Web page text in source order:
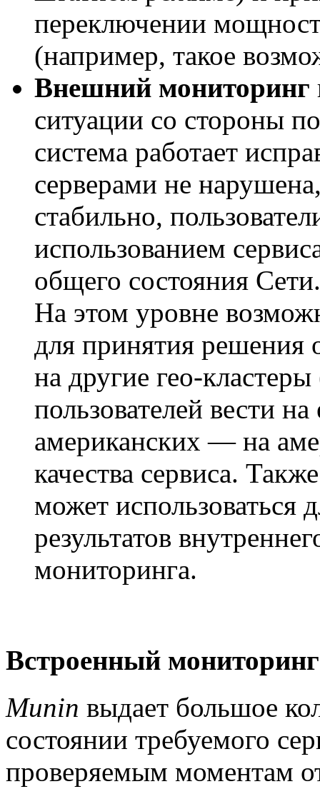
переключении
(например, такое
Внешний мониторинг
ситуации со стороны
система работает
серверами не
стабильно,
использованием
общего состояния Сети.
На этом уровне
для принятия решения
на другие гео-
пользователей вести
американских — на
качества сервиса.
может использоваться
результатов
мониторинга.
Встроенный мониторинг
Munin выдает большое
состоянии требуемого
проверяемым моментам